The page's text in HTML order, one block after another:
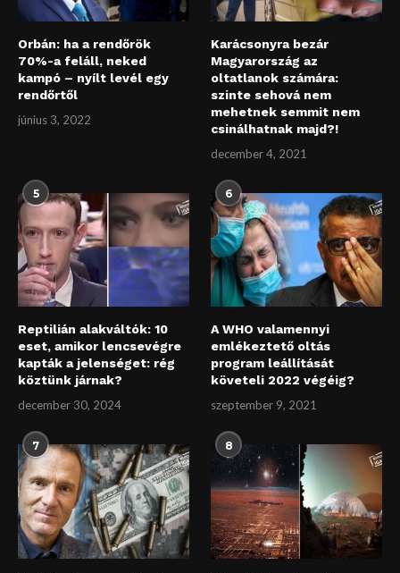
Orbán: ha a rendőrök
70%-a feláll, neked
kampó – nyílt levél egy
rendőrtől
június 3, 2022
Karácsonyra bezár
Magyarország az
oltatlanok számára:
szinte sehová nem
mehetnek semmit nem
csinálhatnak majd?!
december 4, 2021
5
Reptilián alakváltók: 10
eset, amikor lencsevégre
kapták a jelenséget: rég
köztünk járnak?
december 30, 2024
6
A WHO valamennyi
emlékeztető oltás
program leállítását
követeli 2022 végéig?
szeptember 9, 2021
7 8